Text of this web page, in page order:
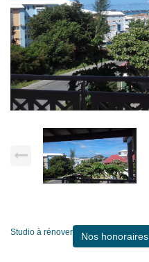
Studio à rénover Nos honoraires